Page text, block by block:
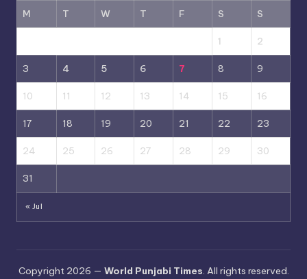
M T W T F S S
1 2
3 4 5 6 7 8 9
10 11 12 13 14 15 16
17 18 19 20 21 22 23
24 25 26 27 28 29 30
31
« Jul
Copyright 2026 — World Punjabi Times. All rights reserved.